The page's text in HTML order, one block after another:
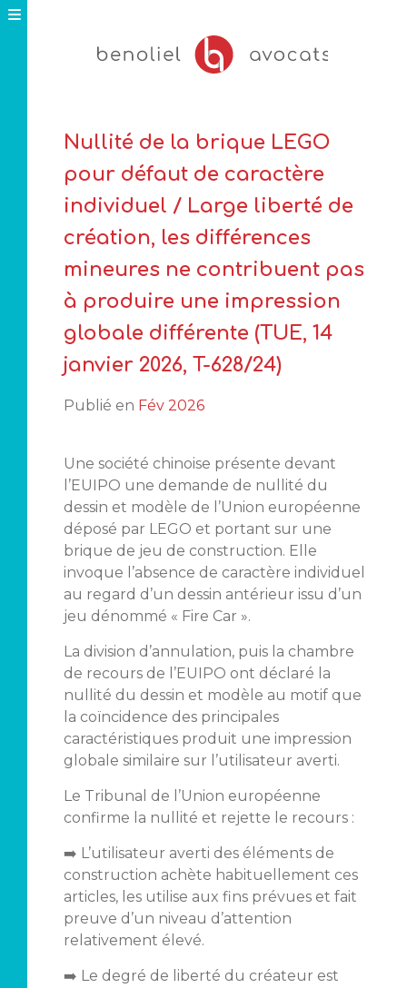
Nullité de la brique LEGO
pour défaut de caractère
individuel / Large liberté de
création, les différences
mineures ne contribuent pas
à produire une impression
globale différente (TUE, 14
janvier 2026, T-628/24)
Publié en Fév 2026
Une société chinoise présente devant
l’EUIPO une demande de nullité du
dessin et modèle de l’Union européenne
déposé par LEGO et portant sur une
brique de jeu de construction. Elle
invoque l’absence de caractère individuel
au regard d’un dessin antérieur issu d’un
jeu dénommé « Fire Car ».
La division d’annulation, puis la chambre
de recours de l’EUIPO ont déclaré la
nullité du dessin et modèle au motif que
la coïncidence des principales
caractéristiques produit une impression
globale similaire sur l’utilisateur averti.
Le Tribunal de l’Union européenne
confirme la nullité et rejette le recours :
➡️ L’utilisateur averti des éléments de
construction achète habituellement ces
articles, les utilise aux fins prévues et fait
preuve d’un niveau d’attention
relativement élevé.
➡️ Le degré de liberté du créateur est